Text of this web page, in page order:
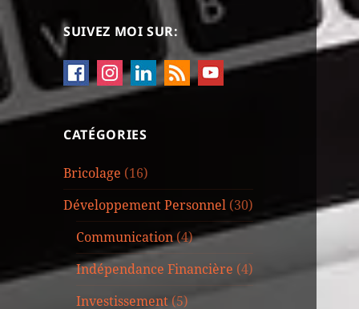
SUIVEZ MOI SUR:
CATÉGORIES
Bricolage (16)
Développement Personnel (30)
Communication(4)
Indépendance Financière (4)
Investissement (5)